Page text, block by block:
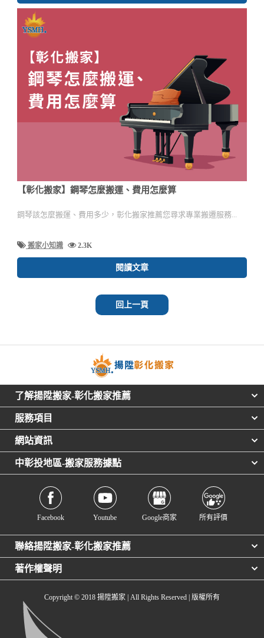
【彰化搬家】鋼琴怎麼搬運、費用怎麼算
鋼琴該怎麼搬運、費用多少，彰化搬家推薦您尋求專業搬遷服務...
搬家小知識 2.3K
閱讀文章
回上一頁
了解揚陞搬家-彰化搬家推薦
服務項目
網站資訊
中彰投地區-搬家服務據點
Facebook Youtube Google商家 所有評價
聯絡揚陞搬家-彰化搬家推薦
著作權聲明
Copyright © 2018 揚陞搬家 | All Rights Reserved | 版權所有